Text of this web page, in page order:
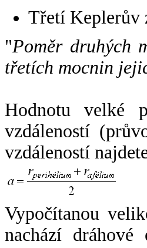
Třetí Keplerův
"Poměr druhých
třetích mocnin
Hodnotu velké
vzdáleností
vzdáleností
Vypočítanou
nachází